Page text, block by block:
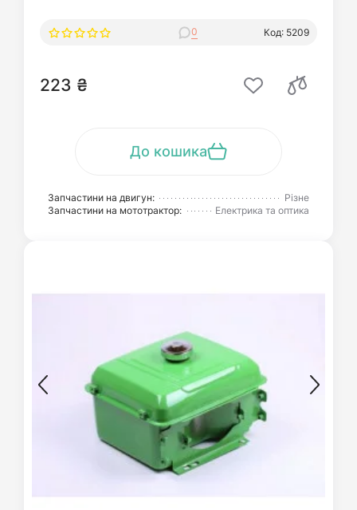
0 Код: 5209
223 ₴
До кошика
Запчастини на двигун:
Різне
Запчастини на мототрактор:
Електрика та оптика